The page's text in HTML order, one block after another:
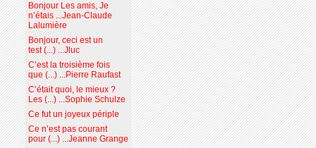
Bonjour Les amis, Je
n’étais ...Jean-Claude
Lalumière
Bonjour, ceci est un
test (...) ...Jluc
C’est la troisième fois
que (...) ...Pierre Raufast
C’était quoi, le mieux ?
Les (...) ...Sophie Schulze
Ce fut un joyeux périple
Ce n’est pas courant
pour (...) ...Jeanne Grange